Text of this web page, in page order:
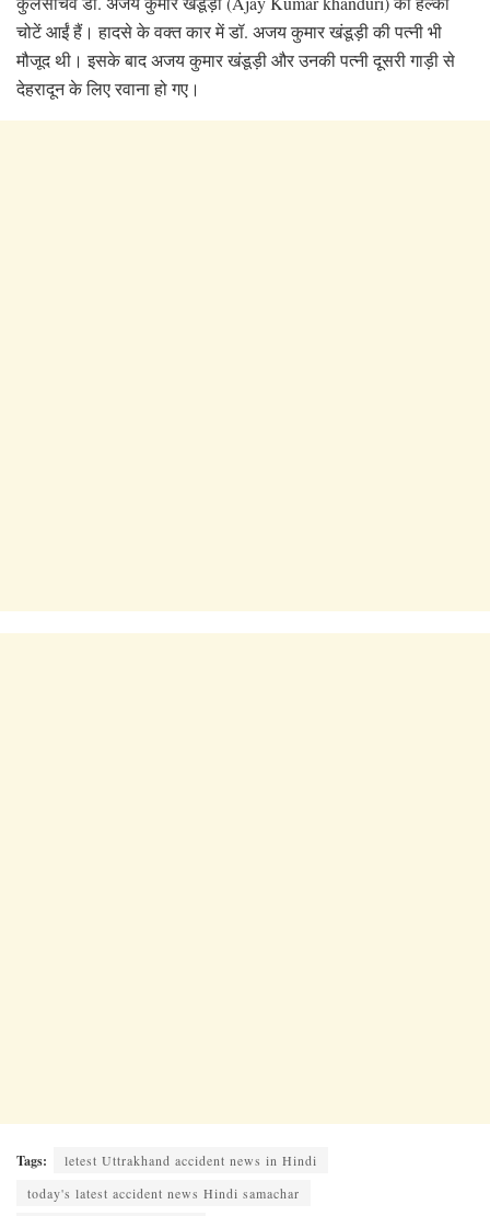
चोटें आईं हैं। हादसे के वक्त कार में डॉ. अजय कुमार खंडूड़ी की पत्नी भी
मौजूद थी। इसके बाद अजय कुमार खंडूड़ी और उनकी पत्नी दूसरी गाड़ी से
देहरादून के लिए रवाना हो गए।
Tags:
letest Uttrakhand accident news in Hindi
today's latest accident news Hindi samachar